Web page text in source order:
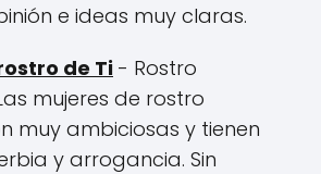
e ideas muy claras.
de Ti - Rostro
mujeres de rostro
muy ambiciosas y tienen
y arrogancia. Sin